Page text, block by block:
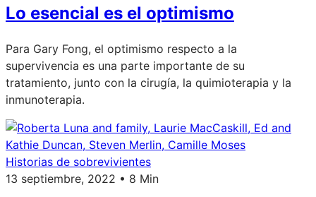
Lo esencial es el optimismo
Para Gary Fong, el optimismo respecto a la
supervivencia es una parte importante de su
tratamiento, junto con la cirugía, la quimioterapia y la
inmunoterapia.
Historias de sobrevivientes
13 septiembre, 2022 • 8 Min